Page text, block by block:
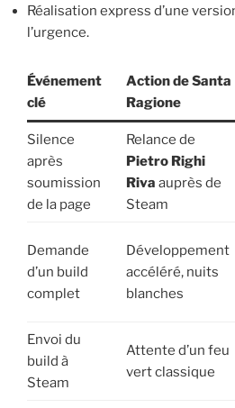
Réalisation express d’une
l’urgence.
Événement
clé
Action de Santa
Ragione
Silence
après
soumission
de la page
Relance de
Pietro Righi
Riva auprès de
Steam
Demande
d’un build
complet
Développement
accéléré, nuits
blanches
Envoi du
build à
Steam
Attente d’un feu
vert classique